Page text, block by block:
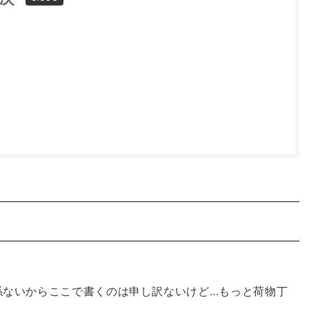
いからここで書くのは申し訳ないけど…もっと荷物丁